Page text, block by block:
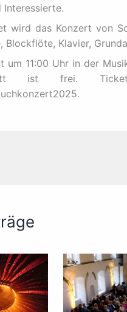
Interessierte.
wird das Konzert von
Blockflöte, Klavier,
um 11:00 Uhr in der
ist frei.